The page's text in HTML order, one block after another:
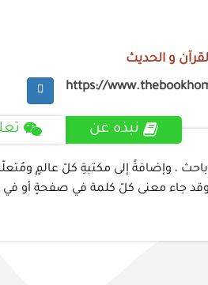
و الحديث
https://
نبذه عن
، وإضافةً إلى مكتبةِ كلّ عالمٍ
وقد جاء معنى كلّ كلمة في صفحةٍ